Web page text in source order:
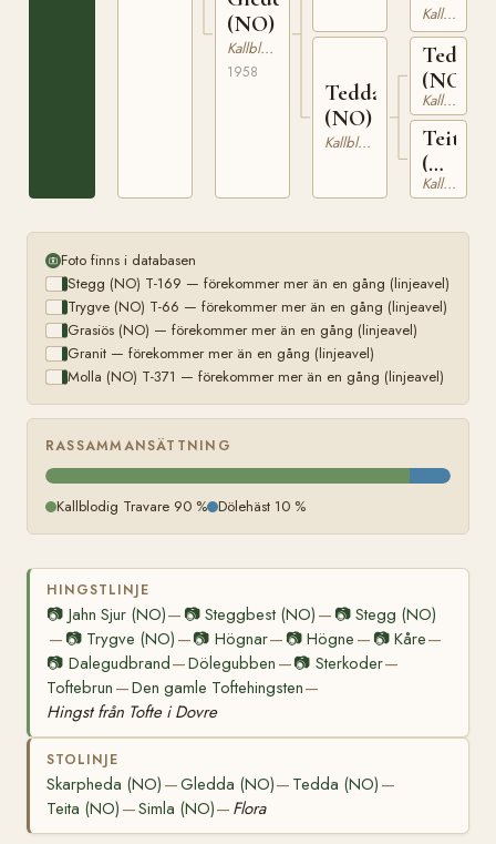
(NO)
Kallblodig Travare
1958
Tedda
(NO)
Kallblodig Travare
T-
732
Kallblodig Travare
Teddy
(NO)
Kallblodig Travare
Teita
(NO)
T-Kallblodig Travare
Foto finns i databasen
Stegg (NO) T-169 — förekommer mer än en gång (linjeavel)
Trygve (NO) T-66 — förekommer mer än en gång (linjeavel)
Grasiös (NO) — förekommer mer än en gång (linjeavel)
Granit — förekommer mer än en gång (linjeavel)
Molla (NO) T-371 — förekommer mer än en gång (linjeavel)
RASSAMMANSÄTTNING
Kallblodig Travare 90 % Dölehäst 10 %
HINGSTLINJE
📷 Jahn Sjur (NO)— 📷Steggbest (NO) — 📷 Stegg (NO)
— 📷 Trygve (NO) —📷 Högnar— 📷Högne — 📷 Kåre—
📷 Dalegudbrand—Dölegubben —📷 Sterkoder—
Toftebrun —Den gamle Toftehingsten—
Hingst från Tofte i Dovre
STOLINJE
Skarpheda (NO) —Gledda (NO)— Tedda (NO) —
Teita (NO) —Simla (NO)— Flora